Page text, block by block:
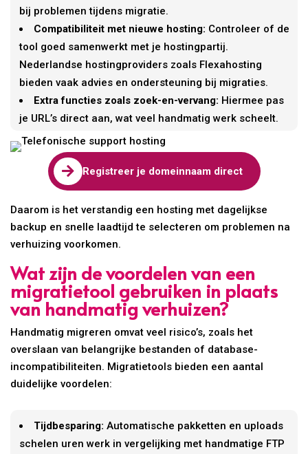
bij problemen tijdens migratie.
Compatibiliteit met nieuwe hosting: Controleer of de
tool goed samenwerkt met je hostingpartij.
Nederlandse hostingproviders zoals Flexahosting
bieden vaak advies en ondersteuning bij migraties.
Extra functies zoals zoek-en-vervang: Hiermee pas
je URL’s direct aan, wat veel handmatig werk scheelt.
 Registreer je domeinnaam direct
Daarom is het verstandig een hosting met dagelijkse
backup en snelle laadtijd te selecteren om problemen na
verhuizing voorkomen.
Wat zijn de voordelen van een
migratietool gebruiken in plaats
van handmatig verhuizen?
Handmatig migreren omvat veel risico’s, zoals het
overslaan van belangrijke bestanden of database-
incompatibiliteiten. Migratietools bieden een aantal
duidelijke voordelen:
Tijdbesparing: Automatische pakketten en uploads
schelen uren werk in vergelijking met handmatige FTP